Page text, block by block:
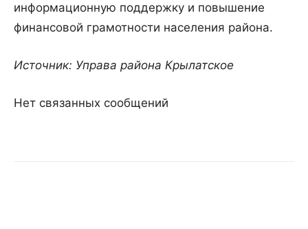
информационную поддержку и повышение
финансовой грамотности населения района.
Источник: Управа района Крылатское
Нет связанных сообщений